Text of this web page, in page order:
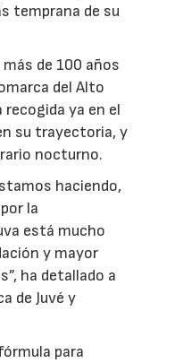
temprana de su
de 100 años
del Alto
recogida ya en el
su trayectoria, y
nocturno.
haciendo,
la
está mucho
y mayor
ha detallado a
de Juvé y
para